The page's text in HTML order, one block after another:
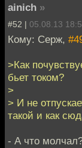
ainich »
#52 | 05.08.13
Кому: Серж,
>Как
бьет током?
>
> И не
такой и как
- А что